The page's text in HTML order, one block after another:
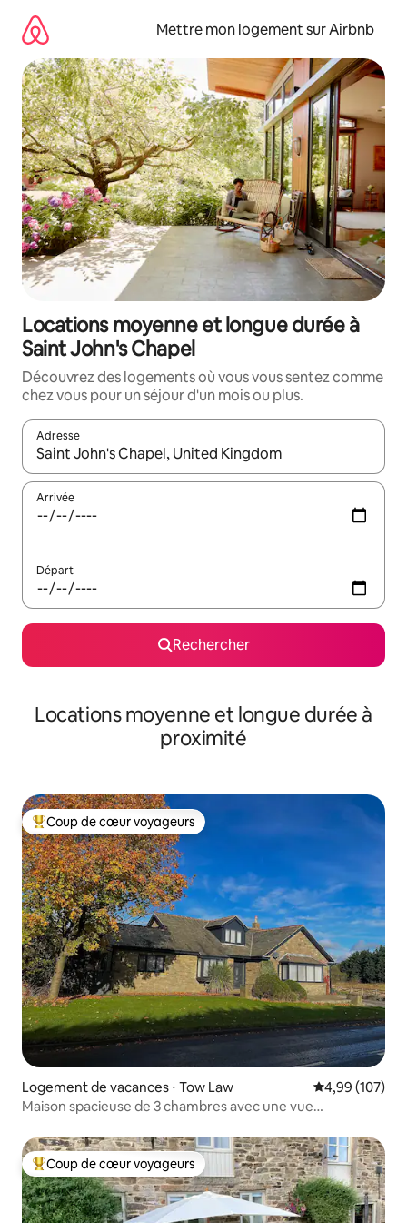
directement
contenu
Mettre mon logement sur Airbnb
Locations moyenne et longue durée à
Saint John's Chapel
Découvrez des logements où vous vous sentez comme
chez vous pour un séjour d'un mois ou plus.
Adresse
Lorsque les résultats s'affichent, utilisez les flèches vers le
Arrivée
Départ
Rechercher
Locations moyenne et longue durée à
proximité
Coups de cœur voyageurs les plus appréciés
Coup de cœur voyageurs
Logement de vacances ⋅ Tow Law Évaluation
4,99 (107)
Maison spacieuse de 3 chambres avec une vue
Coups de cœur voyageurs les plus appréciés
Coup de cœur voyageurs